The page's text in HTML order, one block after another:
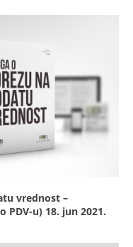
vrednost –
PDV-u) 18. jun 2021.